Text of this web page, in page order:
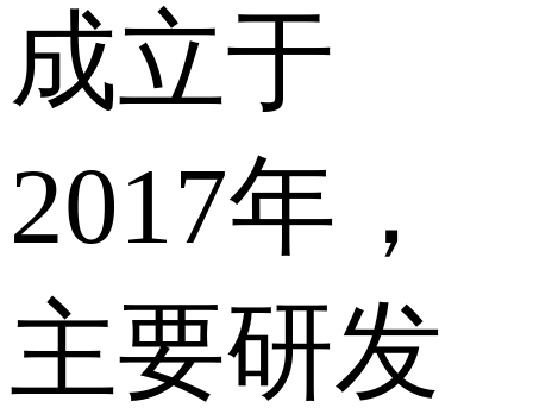
成立于
2017年，
主要研发